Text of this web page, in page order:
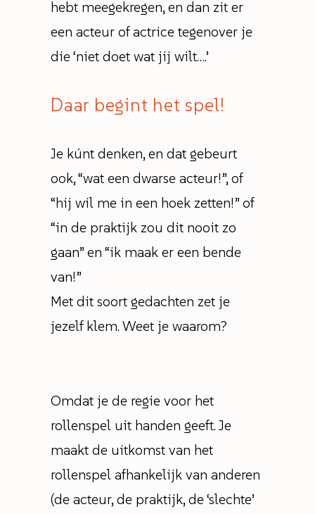
hebt meegekregen, en dan zit er
een acteur of actrice tegenover je
die ‘niet doet wat jij wilt….’
Daar begint het spel!
Je kúnt denken, en dat gebeurt
ook, “wat een dwarse acteur!”, of
“hij wil me in een hoek zetten!” of
“in de praktijk zou dit nooit zo
gaan” en “ik maak er een bende
van!”
Met dit soort gedachten zet je
jezelf klem. Weet je waarom?
Omdat je de regie voor het
rollenspel uit handen geeft. Je
maakt de uitkomst van het
rollenspel afhankelijk van anderen
(de acteur, de praktijk, de ‘slechte’